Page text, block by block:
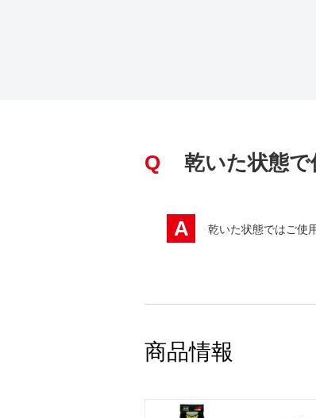
Q 乾いた状態で
A 乾いた状態ではご使
商品情報